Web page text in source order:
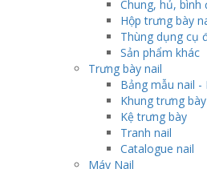
Chung, hủ, bình
Hộp trưng bày
Thùng dụng cụ
Sản phẩm khác
Trưng bày nail
Bảng mẫu nail -
Khung trưng bày
Kệ trưng bày
Tranh nail
Catalogue nail
Máy Nail